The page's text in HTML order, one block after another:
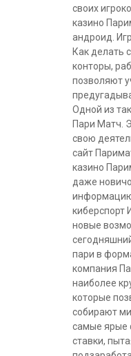
своих
казино
андроид.
Как делать
конторы,
позволяют
Одной из
Пари Матч.
свою
сайт
казино
даже
киберспорт
новые
пари в
компания
наиболее
которые
собирают
самые ярые
ставки,